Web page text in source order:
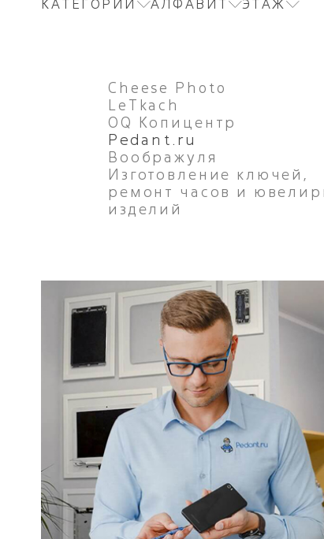
КАТЕГОРИИ АЛФАВИТ ЭТАЖ
Cheese Photo
LeTkach
OQ Копицентр
Pedant.ru
Воображуля
Изготовление ключей,
ремонт часов и
изделий